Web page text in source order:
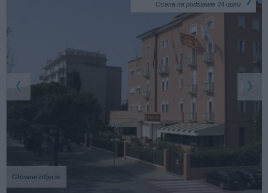
Główne zdjęcie
Ocena na podstawie 34 opinii